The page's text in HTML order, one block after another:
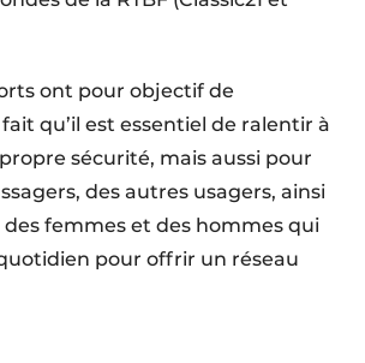
ont pour objectif de
qu’il est essentiel de ralentir à
sécurité, mais aussi pour
des autres usagers, ainsi
femmes et des hommes qui
pour offrir un réseau